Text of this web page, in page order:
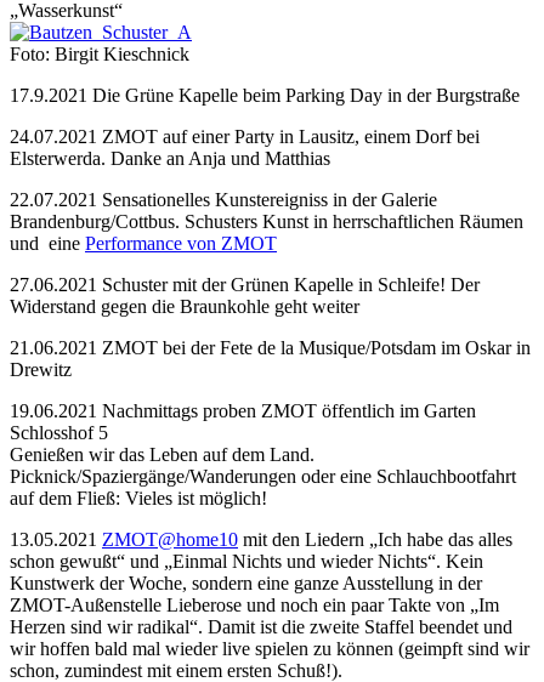
„Wasserkunst“
Foto: Birgit Kieschnick
17.9.2021 Die Grüne Kapelle beim Parking Day in der Burgstraße
24.07.2021 ZMOT auf einer Party in Lausitz, einem Dorf bei
Elsterwerda. Danke an Anja und Matthias
22.07.2021 Sensationelles Kunstereigniss in der Galerie
Brandenburg/Cottbus. Schusters Kunst in herrschaftlichen Räumen
und eine Performance von ZMOT
27.06.2021 Schuster mit der Grünen Kapelle in Schleife! Der
Widerstand gegen die Braunkohle geht weiter
21.06.2021 ZMOT bei der Fete de la Musique/Potsdam im Oskar in
Drewitz
19.06.2021 Nachmittags proben ZMOT öffentlich im Garten
Schlosshof 5
Genießen wir das Leben auf dem Land.
Picknick/Spaziergänge/Wanderungen oder eine Schlauchbootfahrt
auf dem Fließ: Vieles ist möglich!
13.05.2021 ZMOT@home10 mit den Liedern „Ich habe das alles
schon gewußt“ und „Einmal Nichts und wieder Nichts“. Kein
Kunstwerk der Woche, sondern eine ganze Ausstellung in der
ZMOT-Außenstelle Lieberose und noch ein paar Takte von „Im
Herzen sind wir radikal“. Damit ist die zweite Staffel beendet und
wir hoffen bald mal wieder live spielen zu können (geimpft sind wir
schon, zumindest mit einem ersten Schuß!).